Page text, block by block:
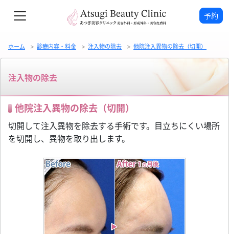
予約
ホーム 診療内容・料金 注入物の除去 他院注入異物の除去（切開）
注入物の除去
他院注入異物の除去（切開）
切開して注入異物を除去する手術です。目立ちにくい場所
を切開し、異物を取り出します。